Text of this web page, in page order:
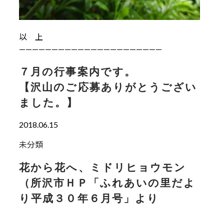
以 上
——————————————————————
７月の行事案内です。
【沢山のご応募ありがとうござい
ました。】
2018.06.15
未分類
花から花へ、ミドリヒョウモン
（所沢市ＨＰ「ふれあいの里だよ
り平成３０年６月号」より